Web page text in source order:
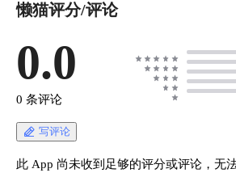
懒猫评分/评论
0.0
0 条评论
写评论
此 App 尚未收到足够的评分或评论，无